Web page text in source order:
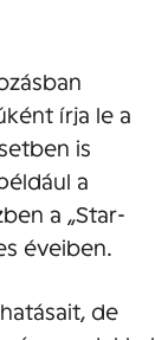
írja le a
is
a
a „Star-
éveiben.
de